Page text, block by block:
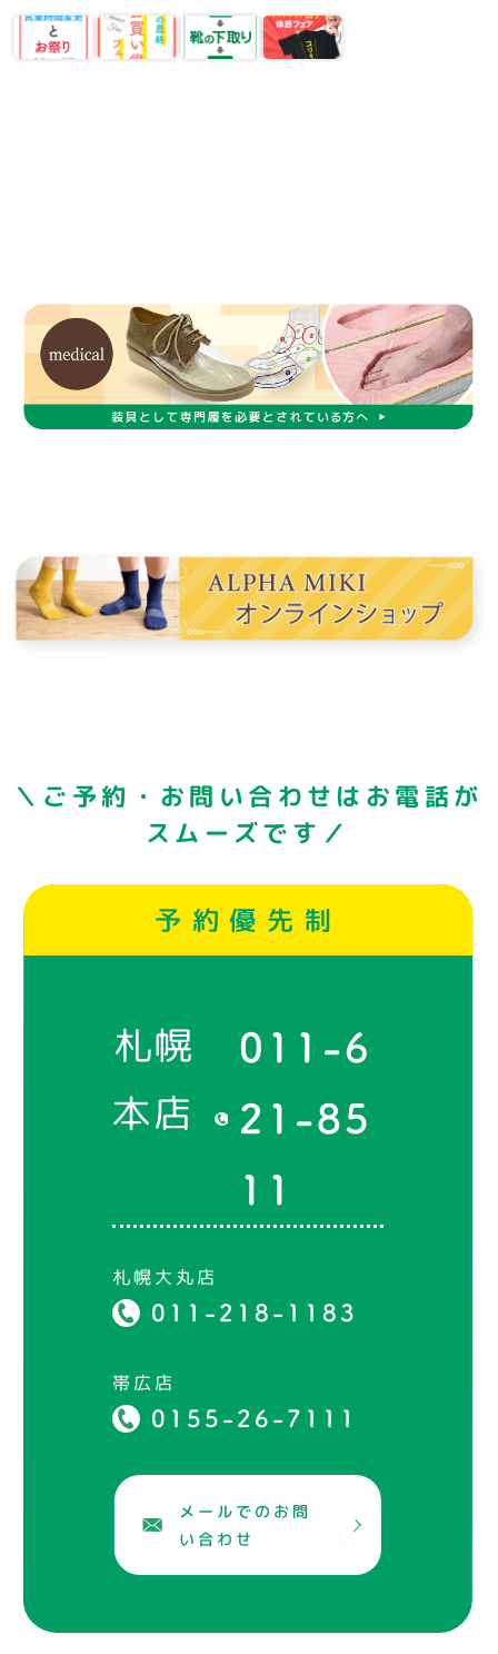
＼ご予約・お問い合わせはお電話が
スムーズです／
予約優先制
札幌
本店
011-6
21-85
11
札幌大丸店
011-218-1183
帯広店
0155-26-7111
メールでのお問
い合わせ